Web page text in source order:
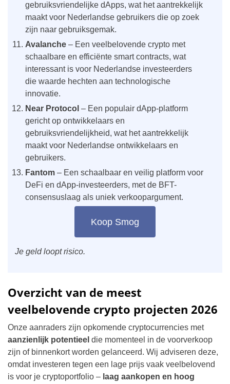
gebruiksvriendelijke dApps, wat het aantrekkelijk
maakt voor Nederlandse gebruikers die op zoek
zijn naar gebruiksgemak.
Avalanche – Een veelbelovende crypto met
schaalbare en efficiënte smart contracts, wat
interessant is voor Nederlandse investeerders
die waarde hechten aan technologische
innovatie.
Near Protocol – Een populair dApp-platform
gericht op ontwikkelaars en
gebruiksvriendelijkheid, wat het aantrekkelijk
maakt voor Nederlandse ontwikkelaars en
gebruikers.
Fantom – Een schaalbaar en veilig platform voor
DeFi en dApp-investeerders, met de BFT-
consensuslaag als uniek verkoopargument.
Koop Smog
Je geld loopt risico.
Overzicht van de meest
veelbelovende crypto projecten 2026
Onze aanraders zijn opkomende cryptocurrencies met
aanzienlijk potentieel die momenteel in de voorverkoop
zijn of binnenkort worden gelanceerd. Wij adviseren deze,
omdat investeren tegen een lage prijs vaak veelbelovend
is voor je cryptoportfolio – laag aankopen en hoog